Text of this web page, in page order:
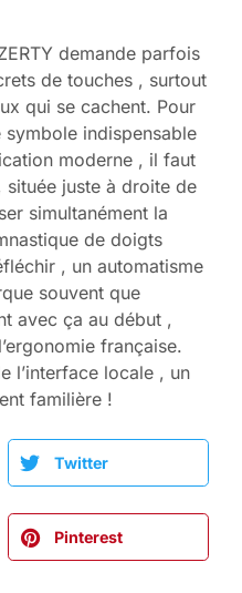
demande parfois
de touches , surtout
qui se cachent. Pour
symbole indispensable
moderne , il faut
située juste à droite de
simultanément la
de doigts
, un automatisme
souvent que
avec ça au début ,
française.
l’interface locale , un
familière !
Twitter
Pinterest